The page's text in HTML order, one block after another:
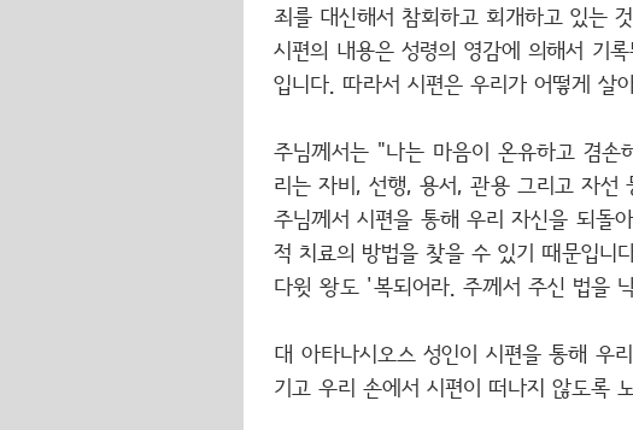
죄를 대신해서 참회하고 회개하고 있는
시편의 내용은 성령의 영감에 의해서 기
입니다. 따라서 시편은 우리가 어떻게 살
주님께서는 "나는 마음이 온유하고 겸
리는 자비, 선행, 용서, 관용 그리고 자선
주님께서 시편을 통해 우리 자신을 되돌
적 치료의 방법을 찾을 수 있기 때문입니
다윗 왕도 '복되어라. 주께서 주신 법을
대 아타나시오스 성인이 시편을 통해 우
기고 우리 손에서 시편이 떠나지 않도록